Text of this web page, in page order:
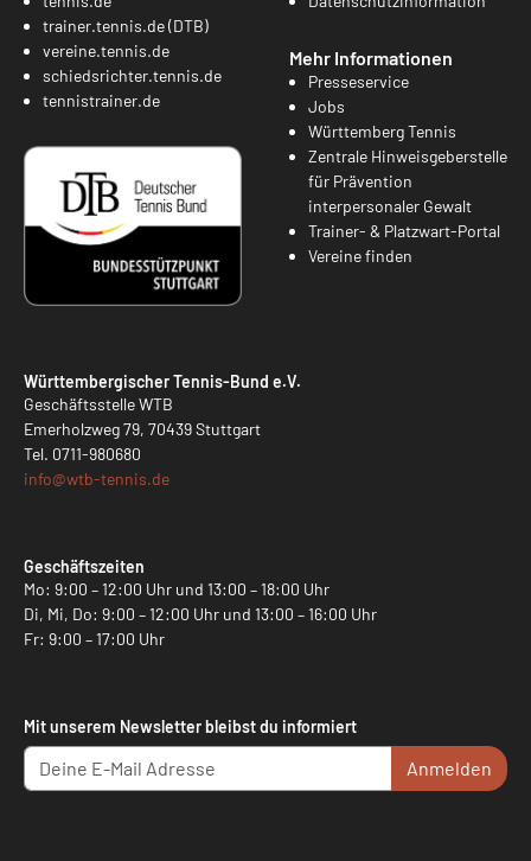
trainer.tennis.de (DTB)
vereine.tennis.de
schiedsrichter.tennis.de
tennistrainer.de
Mehr Informationen
Presseservice
Jobs
Württemberg Tennis
Zentrale Hinweisgeberstelle
für Prävention
interpersonaler Gewalt
Trainer- & Platzwart-Portal
Vereine finden
Württembergischer Tennis-Bund e.V.
Geschäftsstelle WTB
Emerholzweg 79, 70439 Stuttgart
Tel. 0711-980680
info@wtb-tennis.de
Geschäftszeiten
Mo: 9:00 – 12:00 Uhr und 13:00 – 18:00 Uhr
Di, Mi, Do: 9:00 – 12:00 Uhr und 13:00 – 16:00 Uhr
Fr: 9:00 – 17:00 Uhr
Mit unserem Newsletter bleibst du informiert
Anmelden